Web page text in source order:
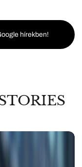
hírekben!